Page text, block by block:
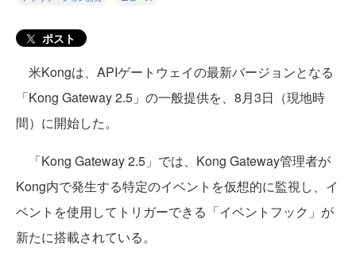
ポスト
米Kongは、APIゲートウェイの最新バージョンとなる
「Kong Gateway 2.5」の一般提供を、8月3日（現地時
間）に開始した。
「Kong Gateway 2.5」では、Kong Gateway管理者が
Kong内で発生する特定のイベントを仮想的に監視し、イ
ベントを使用してトリガーできる「イベントフック」が
新たに搭載されている。